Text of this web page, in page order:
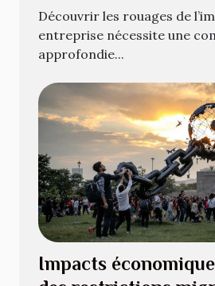
d'entreprises ?
Découvrir les rouages de
entreprise nécessite une
approfondie...
Impacts